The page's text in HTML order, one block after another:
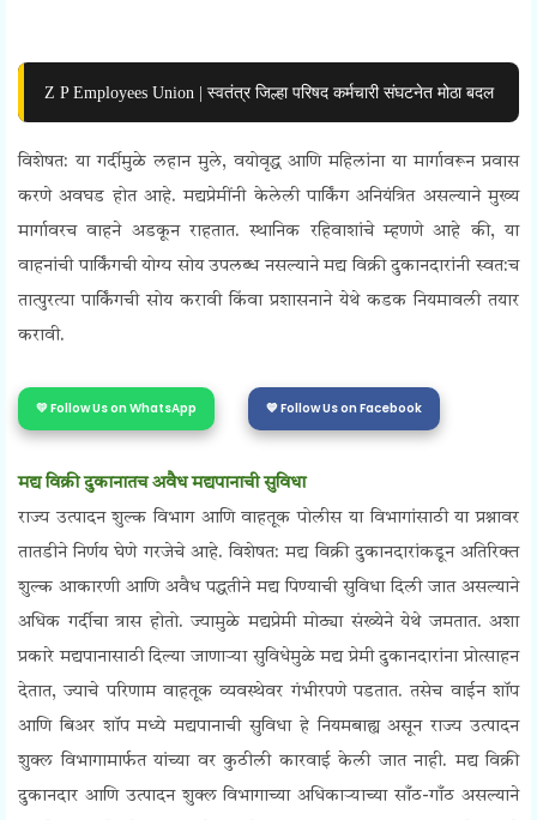
Z P Employees Union | स्वतंत्र जिल्हा परिषद कर्मचारी संघटनेत मोठा बदल
विशेषत: या गर्दीमुळे लहान मुले, वयोवृद्ध आणि महिलांना या मार्गावरून प्रवास
करणे अवघड होत आहे. मद्यप्रेमींनी केलेली पार्किंग अनियंत्रित असल्याने मुख्य
मार्गावरच वाहने अडकून राहतात. स्थानिक रहिवाशांचे म्हणणे आहे की, या
वाहनांची पार्किंगची योग्य सोय उपलब्ध नसल्याने मद्य विक्री दुकानदारांनी स्वत:च
तात्पुरत्या पार्किंगची सोय करावी किंवा प्रशासनाने येथे कडक नियमावली तयार
करावी.
💛 Follow Us on WhatsApp 💙 Follow Us on Facebook
मद्य विक्री दुकानातच अवैध मद्यपानाची सुविधा
राज्य उत्पादन शुल्क विभाग आणि वाहतूक पोलीस या विभागांसाठी या प्रश्नावर
तातडीने निर्णय घेणे गरजेचे आहे. विशेषत: मद्य विक्री दुकानदारांकडून अतिरिक्त
शुल्क आकारणी आणि अवैध पद्धतीने मद्य पिण्याची सुविधा दिली जात असल्याने
अधिक गर्दीचा त्रास होतो. ज्यामुळे मद्यप्रेमी मोठ्या संख्येने येथे जमतात. अशा
प्रकारे मद्यपानासाठी दिल्या जाणाऱ्या सुविधेमुळे मद्य प्रेमी दुकानदारांना प्रोत्साहन
देतात, ज्याचे परिणाम वाहतूक व्यवस्थेवर गंभीरपणे पडतात. तसेच वाईन शॉप
आणि बिअर शॉप मध्येमद्यपानाची सुविधा हे नियमबाह्य असून राज्य उत्पादन
शुक्ल विभागामार्फत यांच्या वर कुठीली कारवाई केली जात नाही.मद्य विक्री
दुकानदार आणिउत्पादन शुक्ल विभागाच्या अधिकाऱ्याच्या साँठ-गाँठ असल्याने